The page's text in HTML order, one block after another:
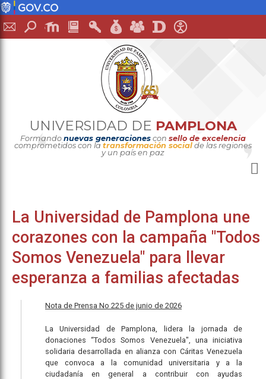
UNIVERSIDAD DE PAMPLONA
Formando nuevas generaciones con sello de excelencia
comprometidos con la transformación social de las regiones
y un país en paz
La Universidad de Pamplona une
corazones con la campaña "Todos
Somos Venezuela" para llevar
esperanza a familias afectadas
Nota de Prensa No 225 de junio de 2026
La Universidad de Pamplona, lidera la jornada de
donaciones “Todos Somos Venezuela", una iniciativa
solidaria desarrollada en alianza con Cáritas Venezuela
que convoca a la comunidad universitaria y a la
ciudadanía en general a contribuir con ayudas